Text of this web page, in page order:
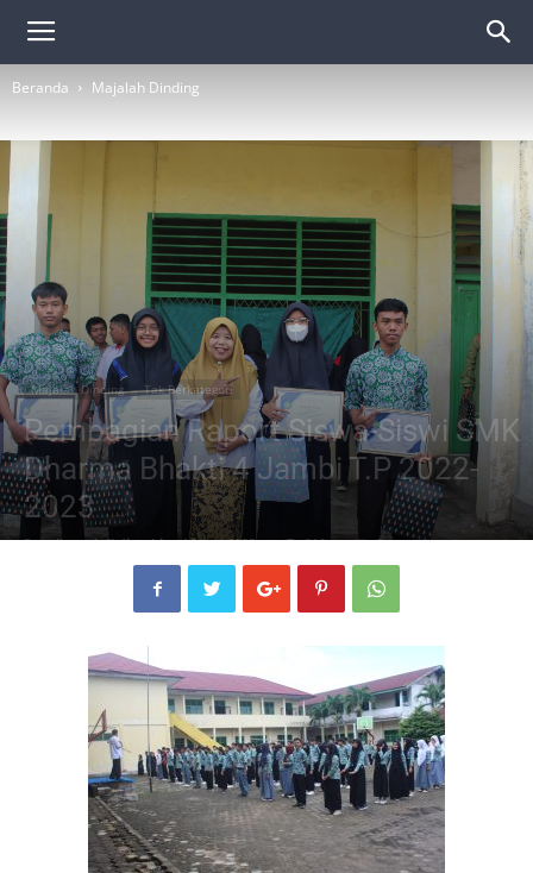
Beranda Majalah Dinding
Majalah Dinding Tak Berkategori
Pembagian Raport Siswa-Siswi SMK
Dharma Bhakti 4 Jambi T.P 2022-
2023
Penulis smkdb4jambi - 16 Juni 2023 219 0